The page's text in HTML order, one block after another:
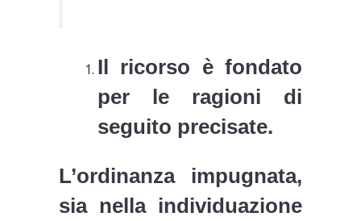
Il ricorso è fondato
per le ragioni di
seguito precisate.
L’ordinanza impugnata,
sia nella individuazione